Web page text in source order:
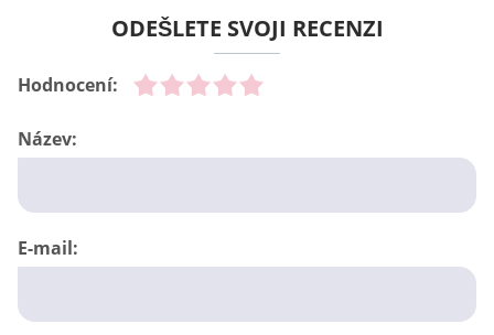
ODEŠLETE SVOJI RECENZI
Hodnocení:
Název:
E-mail: